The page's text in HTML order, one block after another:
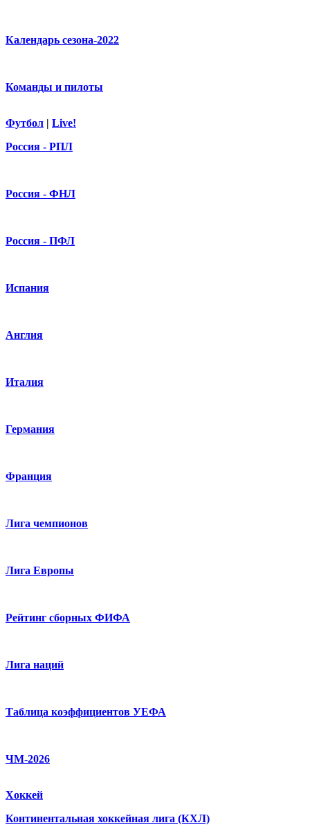
Календарь сезона-2022
Команды и пилоты
Футбол | Live!
Россия - РПЛ
Россия - ФНЛ
Россия - ПФЛ
Испания
Англия
Италия
Германия
Франция
Лига чемпионов
Лига Европы
Рейтинг сборных ФИФА
Лига наций
Таблица коэффициентов УЕФА
ЧМ-2026
Хоккей
Континентальная хоккейная лига (КХЛ)